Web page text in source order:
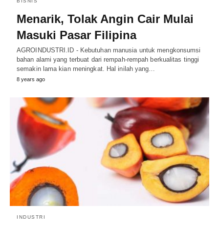
Menarik, Tolak Angin Cair Mulai
Masuki Pasar Filipina
AGROINDUSTRI.ID - Kebutuhan manusia untuk mengkonsumsi
bahan alami yang terbuat dari rempah-rempah berkualitas tinggi
semakin lama kian meningkat. Hal inilah yang…
8 years ago
INDUSTRI